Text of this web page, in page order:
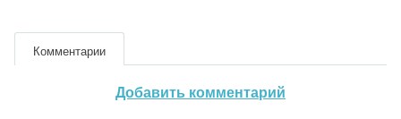
Комментарии
Добавить комментарий